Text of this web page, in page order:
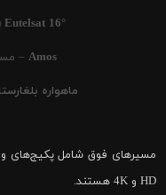
Eutelsat 16° (شبکه‌های آلبانی 16 درجه)
Amos
–
ماهواره
مسیرهای فوق شامل پکیج‌های
HD و 4K هستند.